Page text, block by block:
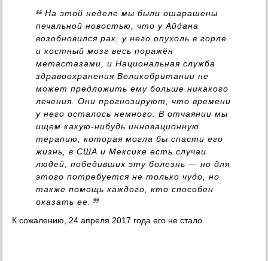
На этой неделе мы были ошарашены
печальной новостью, что у Айдана
возобновился рак, у него опухоль в горле
и костный мозг весь поражён
метастазами, и Национальная служба
здравоохранения Великобритании не
может предложить ему больше никакого
лечения. Они прогнозируют, что времени
у него осталось немного. В отчаянии мы
ищем какую-нибудь инновационную
терапию, которая могла бы спасти его
жизнь, в США и Мексике есть случаи
людей, победивших эту болезнь — но для
этого потребуется не только чудо, но
также помощь каждого, кто способен
оказать ее.
К сожалению, 24 апреля 2017 года его не стало.